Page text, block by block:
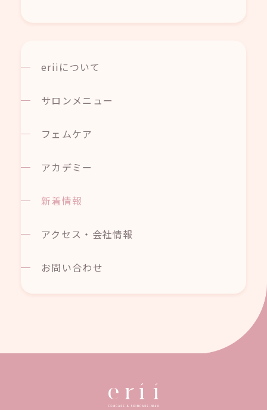
eriiについて
サロンメニュー
フェムケア
アカデミー
新着情報
アクセス・会社情報
お問い合わせ